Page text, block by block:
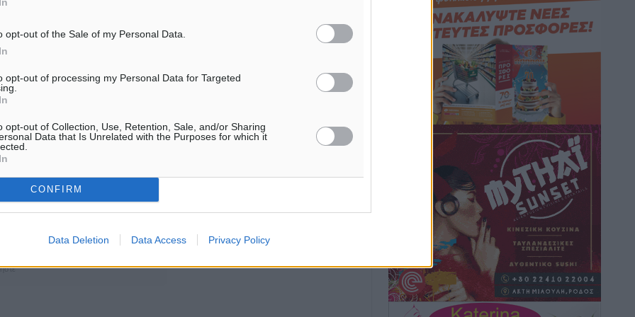
opt-out of the Sale of my Personal Data.
opt-out of processing my Personal Data for Targeted
opt-out of Collection, Use, Retention, Sale, and/or Sharing
Data that Is Unrelated with the Purposes for which it
CONFIRM
Data Deletion Data Access Privacy Policy
ευχαριστώ από
#ΕΣΥ
αναζήτησης
μας στο Google News ★ ↗
Άκυρες οι εγκύκλιοι που δεν
αναρτώνται, υποχρεωτική η
δημοσίευσή τους από την 1η
Οκτωβρίου
• πριν 1 ώρα
Καύσιμα: «Καίνε» οι τιμές και στα
νησιά μας – Γιατί δεν πέφτουν και πότε
μπορεί να έρθει αποκλιμάκωση
Τοπικές Ειδήσεις• πριν 1 ώρα
Πάνω από 1.500 έλεγχοι με drones σε
300 παραλίες κατά της αυθαίρετης
κατάληψης του αιγιαλού – Τα στοιχεία
για τη Ρόδο
Τοπικές Ειδήσεις • πριν 1 ώρα